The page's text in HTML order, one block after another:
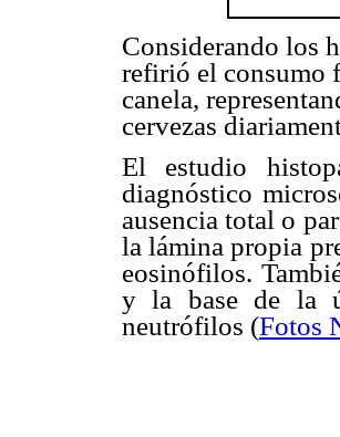
Considerando los
refirió el consumo
canela,
cervezas
El estudio
diagnóstico
ausencia total o
la lámina propia
eosinófilos.
y la base de la
neutrófilos (Fotos